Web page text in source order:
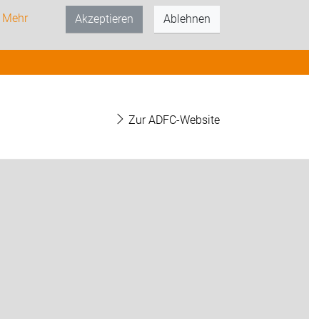
Mehr
Akzeptieren Ablehnen
Zur ADFC-Website